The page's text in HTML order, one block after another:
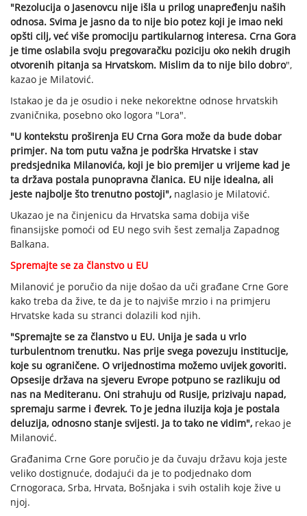
"Rezolucija o Jasenovcu nije išla u prilog unapređenju naših
odnosa. Svima je jasno da to nije bio potez koji je imao neki
opšti cilj, već više promociju partikularnog interesa. Crna Gora
je time oslabila svoju pregovaračku poziciju oko nekih drugih
otvorenih pitanja sa Hrvatskom. Mislim da to nije bilo dobro",
kazao je Milatović.
Istakao je da je osudio i neke nekorektne odnose hrvatskih
zvaničnika, posebno oko logora "Lora".
"U kontekstu proširenja EU Crna Gora može da bude dobar
primjer. Na tom putu važna je podrška Hrvatske i stav
predsjednika Milanovića, koji je bio premijer u vrijeme kad je
ta država postala punopravna članica. EU nije idealna, ali
jeste najbolje što trenutno postoji", naglasio je Milatović.
Ukazao je na činjenicu da Hrvatska sama dobija više
finansijske pomoći od EU nego svih šest zemalja Zapadnog
Balkana.
Spremajte se za članstvo u EU
Milanović je poručio da nije došao da uči građane Crne Gore
kako treba da žive, te da je to najviše mrzio i na primjeru
Hrvatske kada su stranci dolazili kod njih.
"Spremajte se za članstvo u EU. Unija je sada u vrlo
turbulentnom trenutku. Nas prije svega povezuju institucije,
koje su ograničene. O vrijednostima možemo uvijek govoriti.
Opsesije država na sjeveru Evrope potpuno se razlikuju od
nas na Mediteranu. Oni strahuju od Rusije, prizivaju napad,
spremaju sarme i đevrek. To je jedna iluzija koja je postala
deluzija, odnosno stanje svijesti. Ja to tako ne vidim", rekao je
Milanović.
Građanima Crne Gore poručio je da čuvaju državu koja jeste
veliko dostignuće, dodajući da je to podjednako dom
Crnogoraca, Srba, Hrvata, Bošnjaka i svih ostalih koje žive u
njoj.